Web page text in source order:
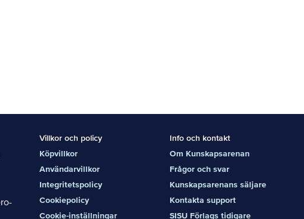
Villkor och policy
Köpvillkor
Användarvillkor
Integritetspolicy
Cookiepolicy
Cookie-inställningar
Info och kontakt
Om Kunskapsarenan
Frågor och svar
Kunskapsarenans säljare
Kontakta support
SISU Förlags tidigare